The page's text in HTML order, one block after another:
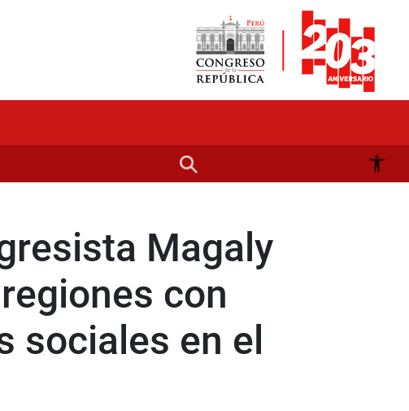
Magaly
con
sociales en el